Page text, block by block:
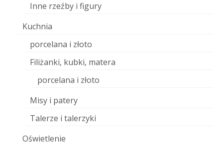
Inne rzeźby i figury
Kuchnia
porcelana i złoto
Filiżanki, kubki, matera
porcelana i złoto
Misy i patery
Talerze i talerzyki
Oświetlenie